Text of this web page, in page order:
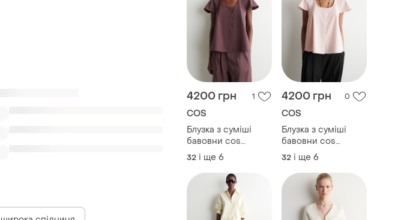
4200 грн 1
COS
Блузка з суміші
бавовни cos
1341749001
32 і ще 6
4200 грн 0
COS
Блузка з суміші
бавовни cos
1341749001
32 і ще 6